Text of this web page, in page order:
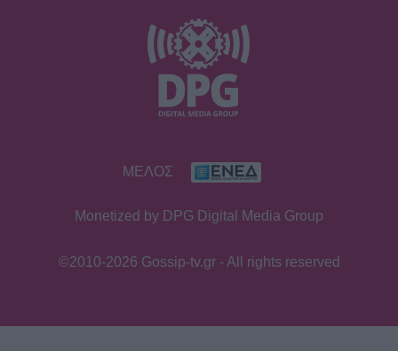
ΜΕΛΟΣ
Monetized by DPG Digital Media Group
©2010-2026 Gossip-tv.gr - All rights reserved